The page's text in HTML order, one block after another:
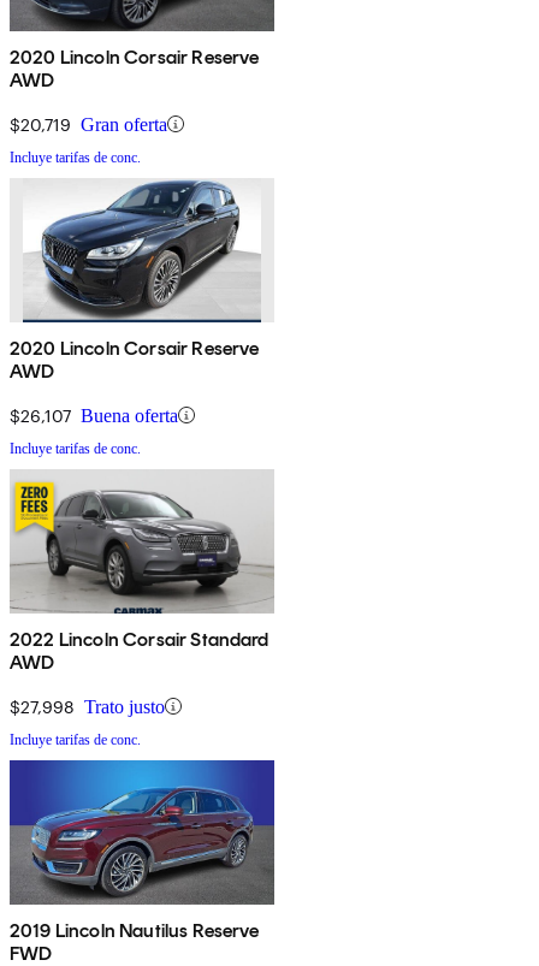
2020 Lincoln Corsair Reserve
AWD
$20,719 Gran oferta
Incluye tarifas de conc.
2020 Lincoln Corsair Reserve
AWD
$26,107 Buena oferta
Incluye tarifas de conc.
2022 Lincoln Corsair Standard
AWD
$27,998 Trato justo
Incluye tarifas de conc.
2019 Lincoln Nautilus Reserve
FWD